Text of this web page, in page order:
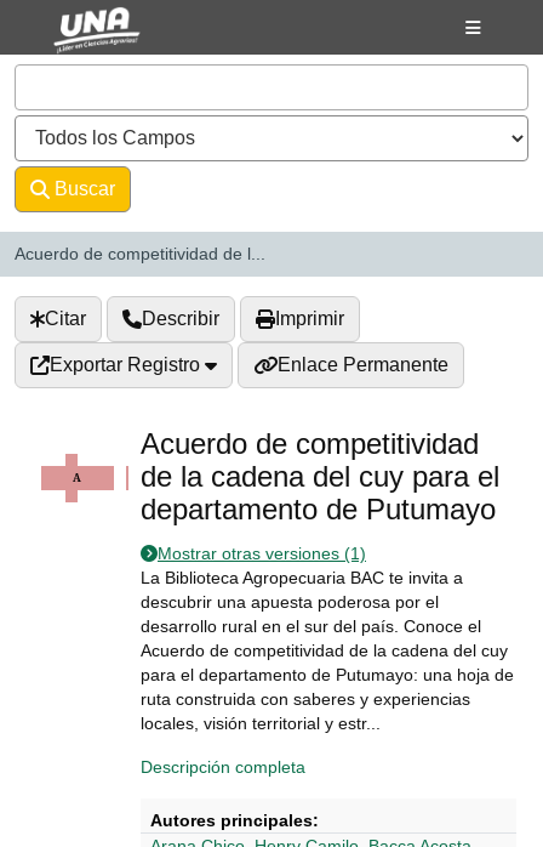
Saltar al contenido
VuFind
Buscar
Acuerdo de competitividad de l...
Citar Describir Imprimir
Exportar Registro Enlace Permanente
Acuerdo de competitividad
de la cadena del cuy para el
departamento de Putumayo
Mostrar otras versiones (1)
La Biblioteca Agropecuaria BAC te invita a
descubrir una apuesta poderosa por el
desarrollo rural en el sur del país. Conoce el
Acuerdo de competitividad de la cadena del cuy
para el departamento de Putumayo: una hoja de
ruta construida con saberes y experiencias
locales, visión territorial y estr...
Descripción completa
Autores principales: